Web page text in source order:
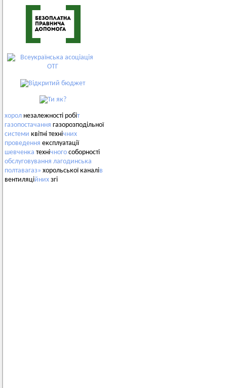
хорол незалежності робіт
газопостачання газорозподільної
системи квітні технічних
проведення експлуатації
шевченка технічного соборності
обслуговування лагодинська
полтавагаз» хорольської каналів
вентиляційних згі